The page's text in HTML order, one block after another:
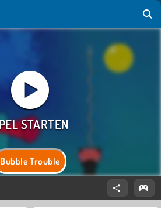
Bubble Trouble